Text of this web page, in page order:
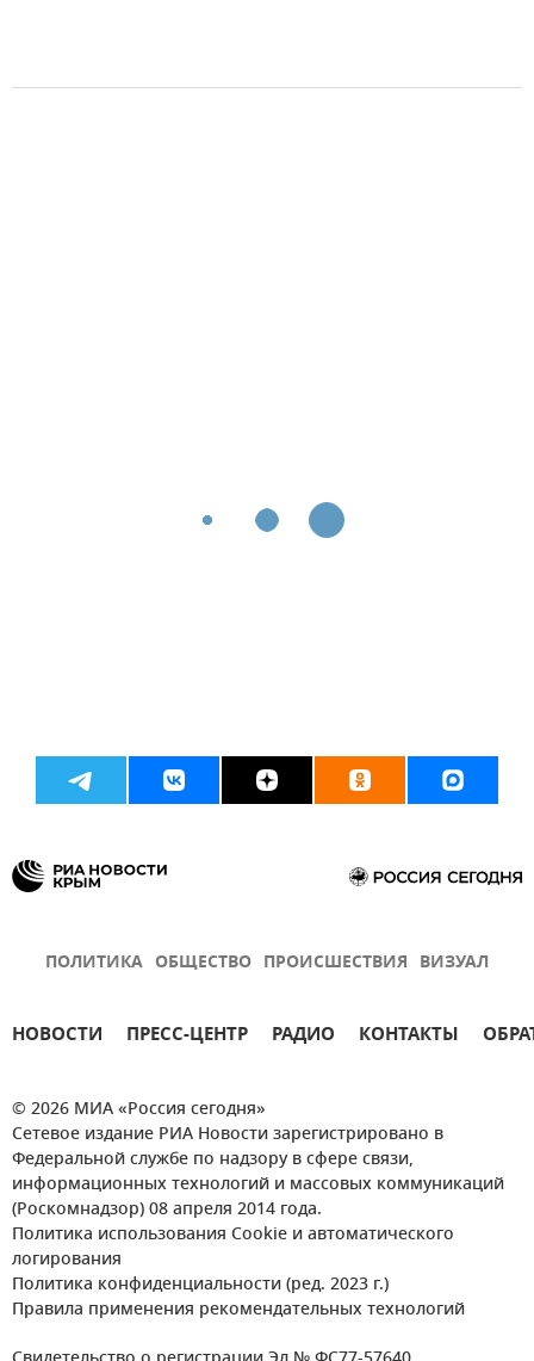
ПОЛИТИКА ОБЩЕСТВО ПРОИСШЕСТВИЯ ВИЗУАЛ
НОВОСТИ ПРЕСС-ЦЕНТР РАДИО КОНТАКТЫ
© 2026 МИА «Россия сегодня»
Сетевое издание РИА Новости зарегистрировано в
Федеральной службе по надзору в сфере связи,
информационных технологий и массовых коммуникаций
(Роскомнадзор) 08 апреля 2014 года.
Политика использования Cookie и автоматического
логирования
Политика конфиденциальности (ред. 2023 г.)
Правила применения рекомендательных технологий